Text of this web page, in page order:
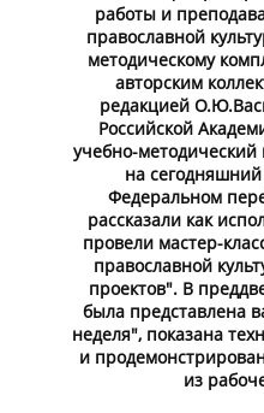
работы и
православной
методическому
авторским
редакцией
Российской
учебно-
на
Федеральном
рассказали как
провели мастер-
православной
проектов". В
была представлена
неделя", показана
и
из